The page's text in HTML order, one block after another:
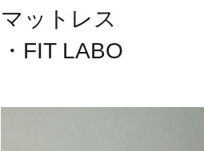
マットレス
・FIT LABO